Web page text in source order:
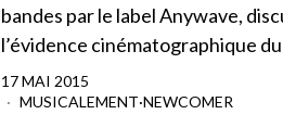
bandes par le label Anywave,
l’évidence cinématographique du
17 MAI 2015
MUSICALEMENT·NEWCOMER